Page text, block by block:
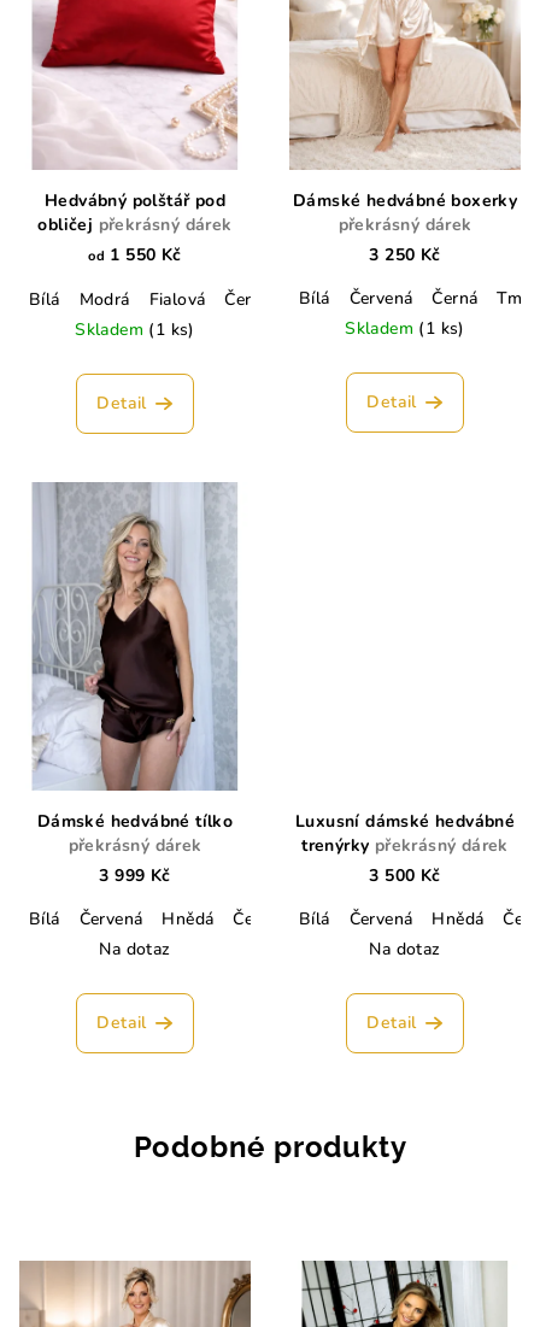
Hedvábný polštář pod
obličej překrásný dárek
od 1 550 Kč
Bílá
Modrá Fialová Červená Hnědá Černá
Lahvově
Skladem (1 ks)
Detail
Dámské hedvábné boxerky
překrásný dárek
3 250 Kč
Bílá
Červená Černá
Skladem (1 ks)
Detail
Dámské hedvábné tílko
překrásný dárek
3 999 Kč
Bílá
Červená Hnědá Černá Tmavě modrá
Lahvově
Na dotaz
Detail
Luxusní dámské hedvábné
trenýrky překrásný dárek
3 500 Kč
Bílá
Červená Hnědá
Na dotaz
Detail
Podobné produkty